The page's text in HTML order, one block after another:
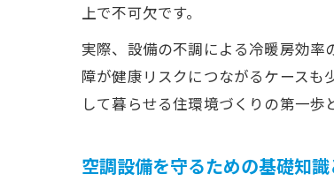
上で不可欠です。
実際、設備の不調による冷暖房効
障が健康リスクにつながるケース
して暮らせる住環境づくりの第一歩
空調設備を守るための基礎知